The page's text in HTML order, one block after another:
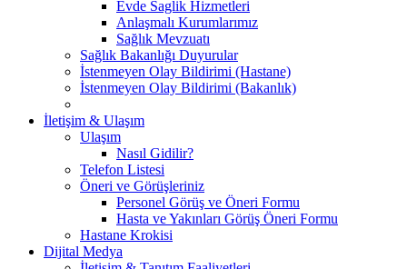
Evde Saglik Hizmetleri
Anlaşmalı Kurumlarımız
Sağlık Mevzuatı
Sağlık Bakanlığı Duyurular
İstenmeyen Olay Bildirimi (Hastane)
İstenmeyen Olay Bildirimi (Bakanlık)
İletişim & Ulaşım
Ulaşım
Nasıl Gidilir?
Telefon Listesi
Öneri ve Görüşleriniz
Personel Görüş ve Öneri Formu
Hasta ve Yakınları Görüş Öneri Formu
Hastane Krokisi
Dijital Medya